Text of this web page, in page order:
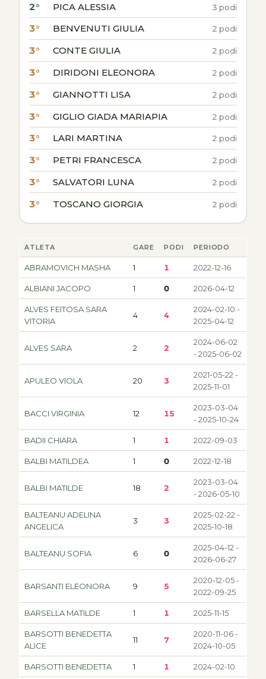
2° PICA ALESSIA 3 podi
3° BENVENUTI GIULIA 2 podi
3° CONTE GIULIA 2 podi
3° DIRIDONI ELEONORA 2 podi
3° GIANNOTTI LISA 2 podi
3° GIGLIO GIADA MARIAPIA 2 podi
3° LARI MARTINA 2 podi
3° PETRI FRANCESCA 2 podi
3° SALVATORI LUNA 2 podi
3° TOSCANO GIORGIA 2 podi
ATLETA GARE PODI PERIODO
ABRAMOVICH MASHA 1 1 2022-12-16
ALBIANI JACOPO 1 0 2026-04-12
ALVES FEITOSA SARA
VITORIA
4 4
2024-02-10 -
2025-04-12
ALVES SARA 2 2
2024-06-02
- 2025-06-02
APULEO VIOLA 20 3
2021-05-22 -
2025-11-01
BACCI VIRGINIA 12 15
2023-03-04
- 2025-10-24
BADII CHIARA 1 1 2022-09-03
BALBI MATILDEA 1 0 2022-12-18
BALBI MATILDE 18 2
2023-03-04
- 2026-05-10
BALTEANU ADELINA
ANGELICA
3 3
2025-02-22 -
2025-10-18
BALTEANU SOFIA 6 0
2025-04-12 -
2026-06-27
BARSANTI ELEONORA 9 5
2020-12-05 -
2022-09-25
BARSELLA MATILDE 1 1 2025-11-15
BARSOTTI BENEDETTA
ALICE
11 7
2020-11-06 -
2024-10-05
BARSOTTI BENEDETTA 1 1 2024-02-10